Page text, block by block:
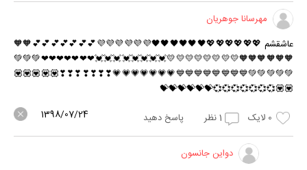
مهرسانا جوهریان
عاشقشم 💖💖💖💖💖💖🖤🖤🖤🖤🖤🖤💜💜💜💜💜💜💕💕💕💕💕💕💕🧡🧡
🧡🧡🧡🧡🧡🧡💛💛💛💛💛💛💛💛💓💓💓💓💓💓💓💓❤❤❤❤❤❤❤💚💚💚
💚💚💚💚💚💙💙💙💙💙💙💙💙💗💗💗💗💗💗💗❣❣❣❣❣❣❣💟💟💟💟💟
💟💟💞💞💞💞💞💞💞💝💝💝💝💝💝
0 لایک 1نظر پاسخ دهید 1398/07/24
دواین جانسون